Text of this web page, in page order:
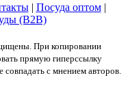
| Посуда оптом|
(B2B)
При копировании
прямую гиперссылку
с мнением авторов.